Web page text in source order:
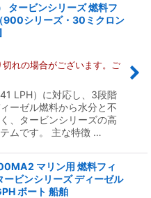
タービンシリーズ 燃料フ
900シリーズ・30ミクロン
れの場合がございます。ご
LPH）に対応し、3段階
ーゼル燃料から水分と不
、タービンシリーズの高
ムです。 主な特徴 …
マリン用 燃料フィ
ービンシリーズ ディーゼル
ボート 船舶